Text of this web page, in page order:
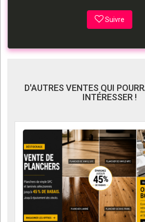
Suivre
D'AUTRES VENTES QUI
INTÉRESSER !